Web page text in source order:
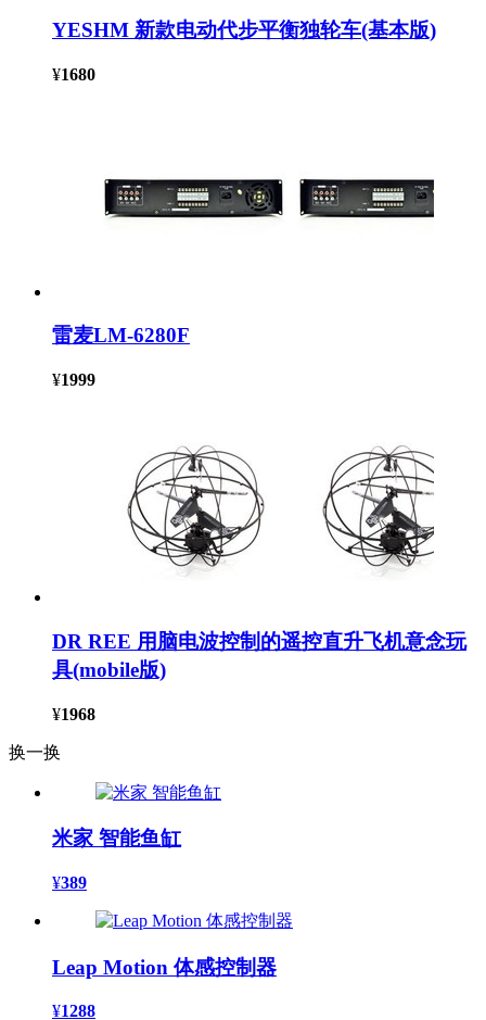
YESHM 新款电动代步平衡独轮车(基本版)
¥1680
雷麦LM-6280F
¥1999
DR REE 用脑电波控制的遥控直升飞机意念玩
具(mobile版)
¥1968
换一换
米家 智能鱼缸
¥389
Leap Motion 体感控制器
¥1288